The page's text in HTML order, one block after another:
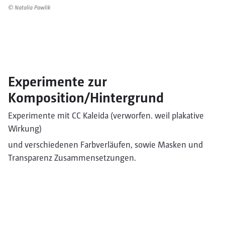
© Natalia Pawlik
Experimente zur
Komposition/Hintergrund
Experimente mit CC Kaleida (verworfen. weil plakative
Wirkung)
und verschiedenen Farbverläufen, sowie Masken und
Transparenz Zusammensetzungen.